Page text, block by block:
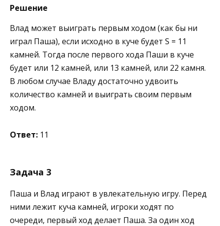
Решение
Влад может выиграть первым ходом (как бы ни
играл Паша), если исходно в куче будет S = 11
камней. Тогда после первого хода Паши в куче
будет или 12 камней, или 13 камней, или 22 камня.
В любом случае Владу достаточно удвоить
количество камней и выиграть своим первым
ходом.
Ответ: 11
Задача 3
Паша и Влад играют в увлекательную игру. Перед
ними лежит куча камней, игроки ходят по
очереди, первый ход делает Паша. За один ход